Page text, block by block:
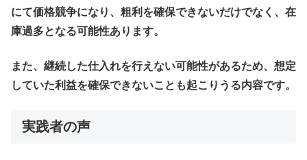
にて価格競争になり、粗利を確保できないだけでなく、在
庫過多となる可能性あります。
また、継続した仕入れを行えない可能性があるため、想定
していた利益を確保できないことも起こりうる内容です。
実践者の声